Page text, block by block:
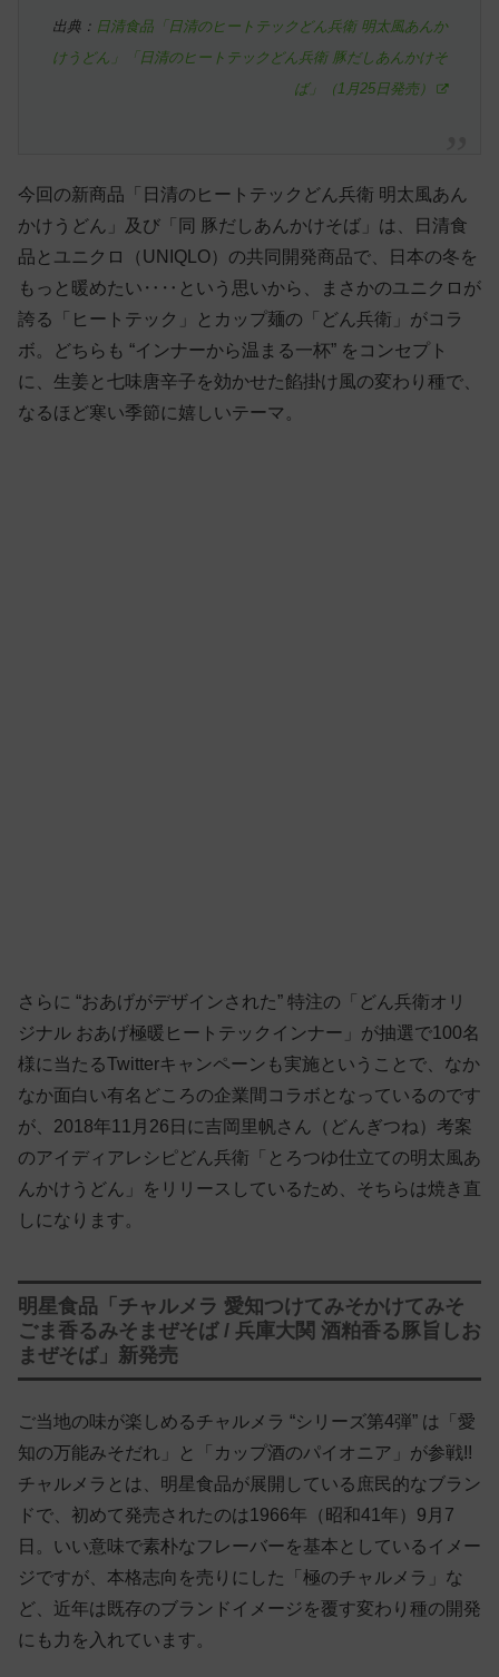
出典： 日清食品「日清のヒートテックどん兵衛 明太風あんか
けうどん」「日清のヒートテックどん兵衛 豚だしあんかけそ
ば」（1月25日発売）
今回の新商品「日清のヒートテックどん兵衛 明太風あん
かけうどん」及び「同 豚だしあんかけそば」は、日清食
品とユニクロ（UNIQLO）の共同開発商品で、日本の冬を
もっと暖めたい‥‥という思いから、まさかのユニクロが
誇る「ヒートテック」とカップ麺の「どん兵衛」がコラ
ボ。どちらも “インナーから温まる一杯” をコンセプト
に、生姜と七味唐辛子を効かせた餡掛け風の変わり種で、
なるほど寒い季節に嬉しいテーマ。
さらに “おあげがデザインされた” 特注の「どん兵衛オリ
ジナル おあげ極暖ヒートテックインナー」が抽選で100名
様に当たるTwitterキャンペーンも実施ということで、なか
なか面白い有名どころの企業間コラボとなっているのです
が、2018年11月26日に吉岡里帆さん（どんぎつね）考案
のアイディアレシピどん兵衛「とろつゆ仕立ての明太風あ
んかけうどん」をリリースしているため、そちらは焼き直
しになります。
明星食品「チャルメラ 愛知つけてみそかけてみそ
ごま香るみそまぜそば / 兵庫大関 酒粕香る豚旨しお
まぜそば」新発売
ご当地の味が楽しめるチャルメラ “シリーズ第4弾” は「愛
知の万能みそだれ」と「カップ酒のパイオニア」が参戦!!
チャルメラとは、明星食品が展開している庶民的なブラン
ドで、初めて発売されたのは1966年（昭和41年）9月7
日。いい意味で素朴なフレーバーを基本としているイメー
ジですが、本格志向を売りにした「極のチャルメラ」な
ど、近年は既存のブランドイメージを覆す変わり種の開発
にも力を入れています。